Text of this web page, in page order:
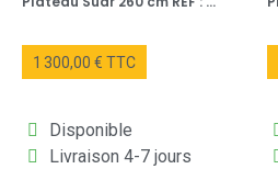
1 300,00 € TTC
Disponible
Livraison 4-7 jours